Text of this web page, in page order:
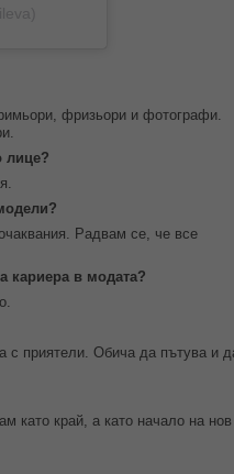
фризьори и фотографи.
лице?
Радвам се, че все
кариера в модата?
с приятели. Обича да пътува и
като край, а като начало на нов